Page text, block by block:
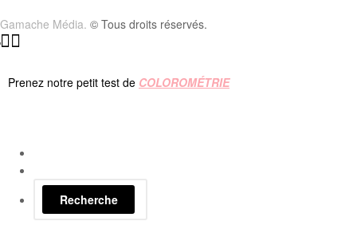
Gamache Média. © Tous droits réservés.
Prenez notre petit test de COLOROMÉTRIE
Recherche